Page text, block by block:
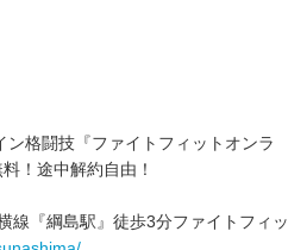
格闘技‪『ファイトフィットオンラ
！途中解約自由！‬‪
『綱島駅』徒歩3分ファイトフィッ